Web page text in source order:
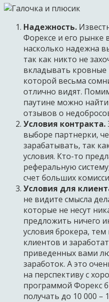
Надежность.
Форексе и его рынке
насколько надежна
так как никто не
вкладывать
которой весьма
отлично видят.
паутине можно
отзывов о
Условия контракта.
выборе партнерки,
зарабатывать, так
условия. Кто-то
реферальную
счет больших
Условия для
не видите смысла
которые не несут
предложить ничего
условия брокера,
клиентов и
приведенных вами
заработок. А это
на перспективу с
программой Форекс
получать до 10 000 –